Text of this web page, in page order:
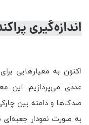
اندازه‌گیری
اکنون به معیارهایی
عددی می‌پردازیم. این
صدک‌ها و دامنه بین
به صورت نمودار